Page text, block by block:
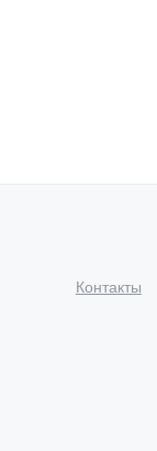
Контакты